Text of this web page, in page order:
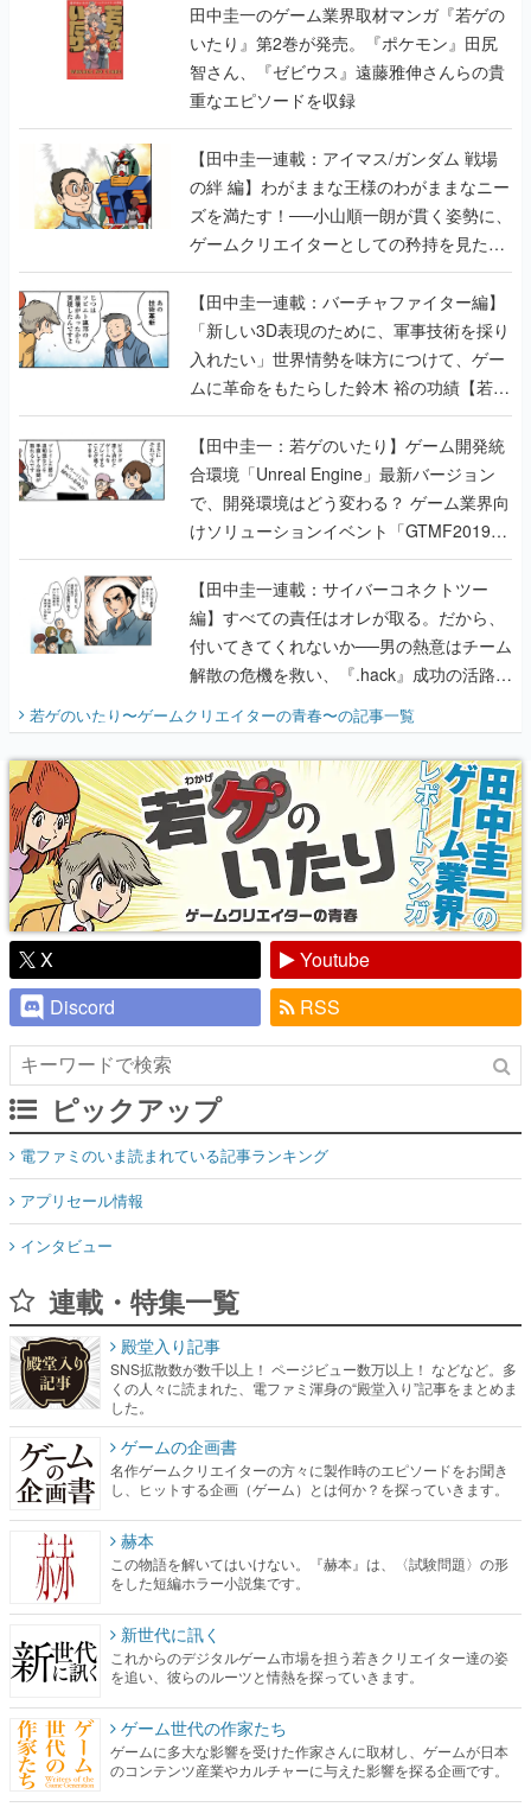
田中圭一のゲーム業界取材マンガ『若ゲの
いたり』第2巻が発売。『ポケモン』田尻
智さん、『ゼビウス』遠藤雅伸さんらの貴
重なエピソードを収録
【田中圭一連載：アイマス/ガンダム 戦場
の絆 編】わがままな王様のわがままなニー
ズを満たす！──小山順一朗が貫く姿勢に、
ゲームクリエイターとしての矜持を見た
【若ゲのいたり最終回】
【田中圭一連載：バーチャファイター編】
「新しい3D表現のために、軍事技術を採り
入れたい」世界情勢を味方につけて、ゲー
ムに革命をもたらした鈴木 裕の功績【若ゲ
のいたり】
【田中圭一：若ゲのいたり】ゲーム開発統
合環境「Unreal Engine」最新バージョン
で、開発環境はどう変わる？ ゲーム業界向
けソリューションイベント「GTMF2019」
に行って、より理解を深めよう【PR】
【田中圭一連載：サイバーコネクトツー
編】すべての責任はオレが取る。だから、
付いてきてくれないか──男の熱意はチーム
解散の危機を救い、『.hack』成功の活路を
『少年ジャンプ』色だった【若ゲのいた
り】
若ゲのいたり〜ゲームクリエイターの青春〜の記事一覧
X
Youtube
Discord
RSS
ピックアップ
電ファミのいま読まれている記事ランキング
アプリセール情報
インタビュー
連載・特集一覧
殿堂入り記事
SNS拡散数が数千以上！ ページビュー数万以上！ などなど。多
くの人々に読まれた、電ファミ渾身の“殿堂入り”記事をまとめま
した。
ゲームの企画書
名作ゲームクリエイターの方々に製作時のエピソードをお聞き
し、ヒットする企画（ゲーム）とは何か？を探っていきます。
赫本
この物語を解いてはいけない。『赫本』は、〈試験問題〉の形
をした短編ホラー小説集です。
新世代に訊く
これからのデジタルゲーム市場を担う若きクリエイター達の姿
を追い、彼らのルーツと情熱を探っていきます。
ゲーム世代の作家たち
ゲームに多大な影響を受けた作家さんに取材し、ゲームが日本
のコンテンツ産業やカルチャーに与えた影響を探る企画です。